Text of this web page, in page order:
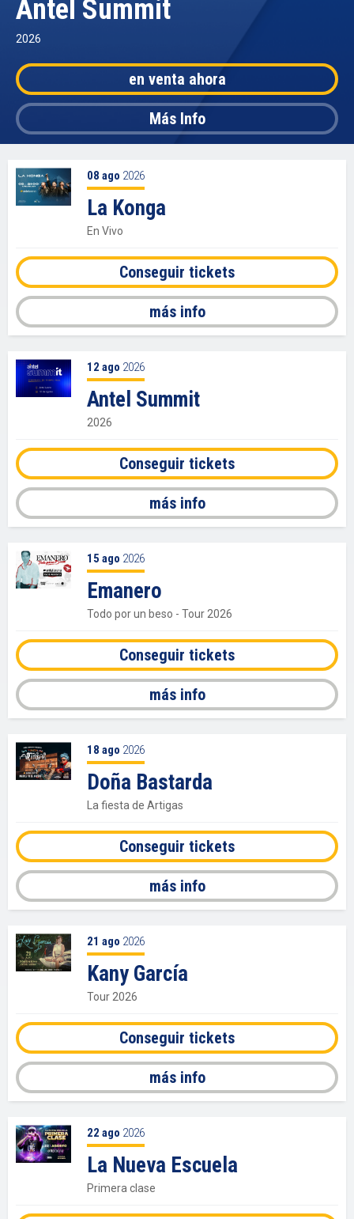
Antel Summit
2026
en venta ahora
Más Info
08 ago 2026
La Konga
En Vivo
Conseguir tickets
más info
12 ago 2026
Antel Summit
2026
Conseguir tickets
más info
15 ago 2026
Emanero
Todo por un beso - Tour 2026
Conseguir tickets
más info
18 ago 2026
Doña Bastarda
La fiesta de Artigas
Conseguir tickets
más info
21 ago 2026
Kany García
Tour 2026
Conseguir tickets
más info
22 ago 2026
La Nueva Escuela
Primera clase